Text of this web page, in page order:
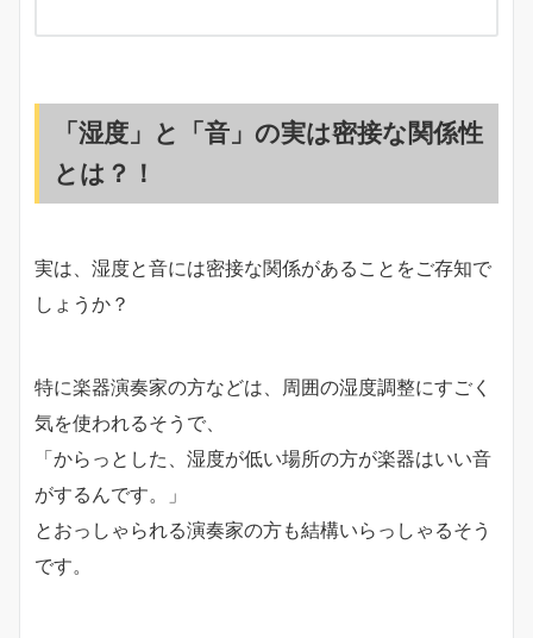
「湿度」と「音」の実は密接な関係性
とは？！
実は、湿度と音には密接な関係があることをご存知で
しょうか？
特に楽器演奏家の方などは、周囲の湿度調整にすごく
気を使われるそうで、
「からっとした、湿度が低い場所の方が楽器はいい音
がするんです。」
とおっしゃられる演奏家の方も結構いらっしゃるそう
です。